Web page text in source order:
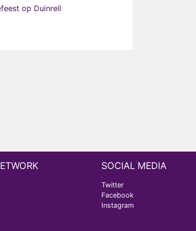
op Duinrell
SOCIAL MEDIA
Twitter
Facebook
Instagram